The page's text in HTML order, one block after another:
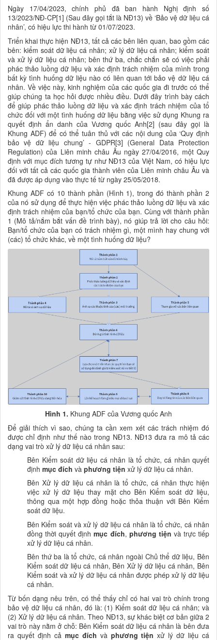
Ngày 17/04/2023, chính phủ đã ban hành Nghị định số
13/2023/NĐ-CP[1] (Sau đây gọi tắt là NĐ13) về ‘Bảo vệ dữ liệu cá
nhân’, có hiệu lực thi hành từ 01/07/2023.
Triển khai thực hiện NĐ13, tất cả các bên liên quan, bao gồm các
bên: kiểm soát dữ liệu cá nhân; xử lý dữ liệu cá nhân; kiểm soát
và xử lý dữ liệu cá nhân; bên thứ ba, chắc chắn sẽ có việc phải
phác thảo luồng dữ liệu và xác định trách nhiệm của mình trong
bất kỳ tình huống dữ liệu nào có liên quan tới bảo vệ dữ liệu cá
nhân. Về việc này, kinh nghiệm của các quốc gia đi trước có thể
giúp chúng ta học hỏi được nhiều điều. Dưới đây trình bày cách
để giúp phác thảo luồng dữ liệu và xác định trách nhiệm của tổ
chức đối với một tình huống dữ liệu bằng việc sử dụng Khung ra
quyết định ẩn danh của Vương quốc Anh[2] (sau đây gọi là
Khung ADF) để có thể tuân thủ với các nội dung của ‘Quy định
bảo vệ dữ liệu chung’ - GDPR[3] (General Data Protection
Regulation) của Liên minh châu Âu ngày 27/04/2016, một Quy
định với mục đích tương tự như NĐ13 của Việt Nam, có hiệu lực
đối với tất cả các quốc gia thành viên của Liên minh châu Âu và
đã được áp dụng vào thực tế từ ngày 25/05/2018.
Khung ADF có 10 thành phần (Hình 1), trong đó thành phần 2
của nó sử dụng để thực hiện việc phác thảo luồng dữ liệu và xác
định trách nhiệm của bạn/tổ chức của bạn. Cùng với thành phần
1 (Mô tả/nắm bắt vấn đề trình bày), nó giúp trả lời cho câu hỏi:
Bạn/tổ chức của bạn có trách nhiệm gì, một mình hay chung với
(các) tổ chức khác, về một tình huống dữ liệu?
Hình 1. Khung ADF của Vương quốc Anh
Để giải thích vì sao, chúng ta cần xem xét các trách nhiệm đó
được chỉ định như thế nào trong NĐ13. NĐ13 đưa ra mô tả các
dạng vai trò xử lý dữ liệu cá nhân sau:
Bên Kiểm soát dữ liệu cá nhân là tổ chức, cá nhân quyết
định mục đích và phương tiện xử lý dữ liệu cá nhân.
Bên Xử lý dữ liệu cá nhân là tổ chức, cá nhân thực hiện
việc xử lý dữ liệu thay mặt cho Bên Kiểm soát dữ liệu,
thông qua một hợp đồng hoặc thỏa thuận với Bên Kiểm
soát dữ liệu.
Bên Kiểm soát và xử lý dữ liệu cá nhân là tổ chức, cá nhân
đồng thời quyết địnhmục đích, phương tiện và trực tiếp
xử lý dữ liệu cá nhân.
Bên thứ ba là tổ chức, cá nhân ngoài Chủ thể dữ liệu, Bên
Kiểm soátdữ liệu cá nhân, Bên Xử lý dữ liệu cá nhân, Bên
Kiểm soát và xử lý dữ liệu cá nhân được phép xử lý dữ liệu
cá nhân.
Từ bốn dạng nêu trên, có thể thấy chỉ có hai vai trò chính trong
bảo vệ dữ liệu cá nhân, đó là: (1) Kiểm soátdữ liệu cá nhân; và
(2) Xử lý dữ liệu cá nhân. Theo NĐ13, sự khác biệt cơ bản giữa 2
vai trò này nằm ở chỗ: Bên Kiểm soát dữ liệu cá nhân là bên đưa
ra quyết định cả mục đích và phương tiện xử lý dữ liệu cá